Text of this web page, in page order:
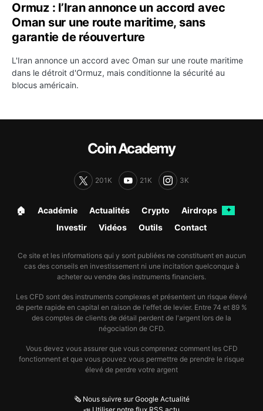
Ormuz : l’Iran annonce un accord avec
Oman sur une route maritime, sans
garantie de réouverture
L'Iran annonce un accord avec Oman sur une route maritime
dans le détroit d'Ormuz, mais conditionne la sécurité au
blocus américain.
Coin Academy
201K 21K 3K
🏠︎ Académie Actualités Crypto Airdrops ✦
Investir Vidéos Outils Contact
Ce site et les informations qui y sont publiées ne constituent en aucun
cas des conseils en investissement ni une incitation quelconque à
acheter ou vendre des instruments financiers.
Les CFD sont des instruments complexes et présentent un risque élevé
de perte rapide en capital en raison de l'effet de levier. Entre 74 et 89 %
des comptes de clients de détail perdent de l'argent lors de la
négociation de CFD.
Vous devez vous assurer que vous comprenez comment les CFD
fonctionnent et que vous pouvez vous permettre de prendre le risque
élevé de perdre votre argent
🗞️ Nous suivre sur Google Actualité